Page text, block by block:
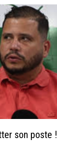
son poste !